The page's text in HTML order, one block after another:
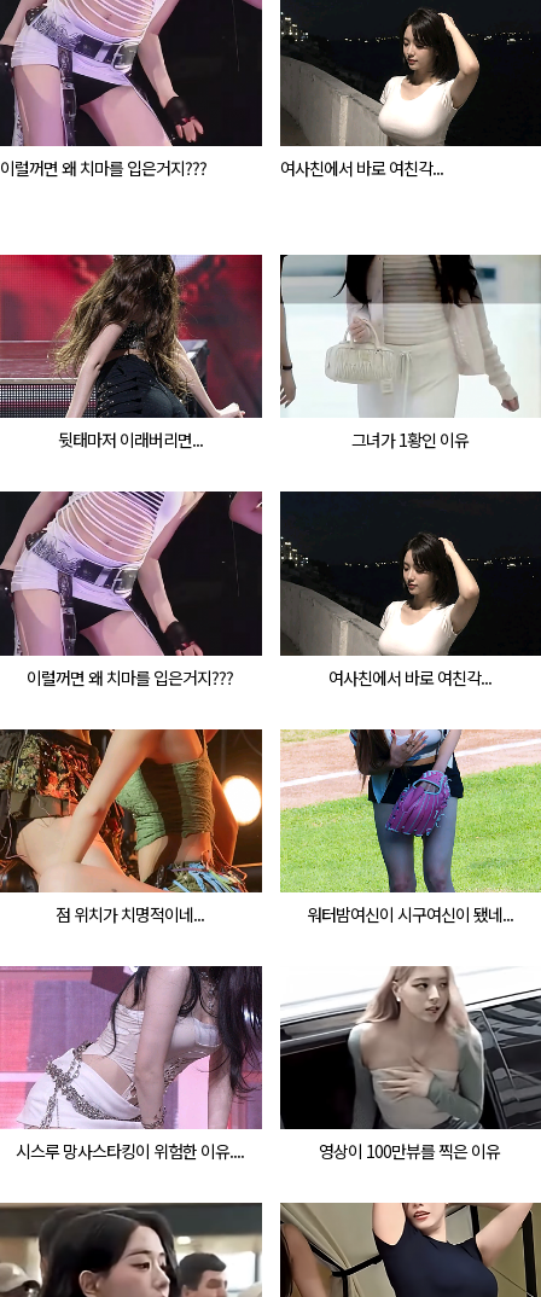
이럴꺼면 왜 치마를 입은거지??? 여사친에서 바로 여친각...
뒷태마저 이래버리면... 그녀가 1황인 이유
이럴꺼면 왜 치마를 입은거지??? 여사친에서 바로 여친각...
점 위치가 치명적이네... 워터밤여신이 시구여신이 됐네...
시스루 망사스타킹이 위험한 이유.... 영상이 100만뷰를 찍은 이유